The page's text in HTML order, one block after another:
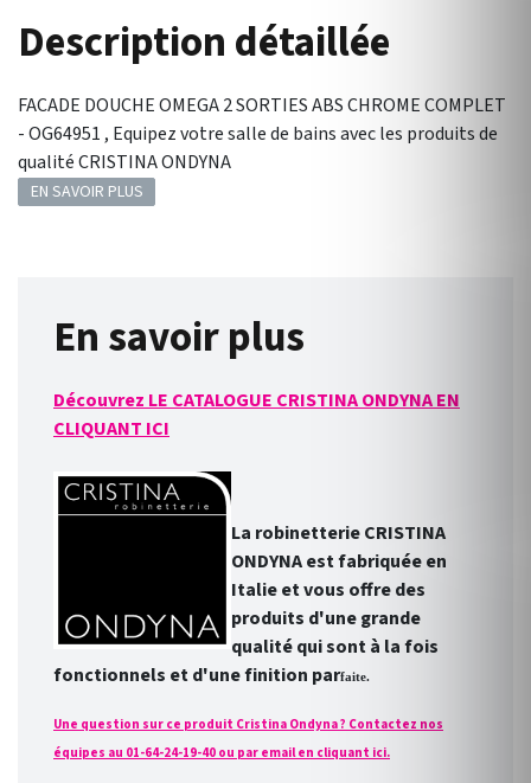
Description détaillée
FACADE DOUCHE OMEGA 2 SORTIES ABS CHROME COMPLET
- OG64951 , Equipez votre salle de bains avec les produits de
qualité CRISTINA ONDYNA
EN SAVOIR PLUS
En savoir plus
Découvrez LE CATALOGUE CRISTINA ONDYNA EN
CLIQUANT ICI
La robinetterie CRISTINA
ONDYNA est fabriquée en
Italie et vous offre des
produits d'une grande
qualité qui sont à la fois
fonctionnels et d'une finition parfaite.
Une question sur ce produit Cristina Ondyna ? Contactez nos
équipes au 01-64-24-19-40 ou par email en cliquant ici.